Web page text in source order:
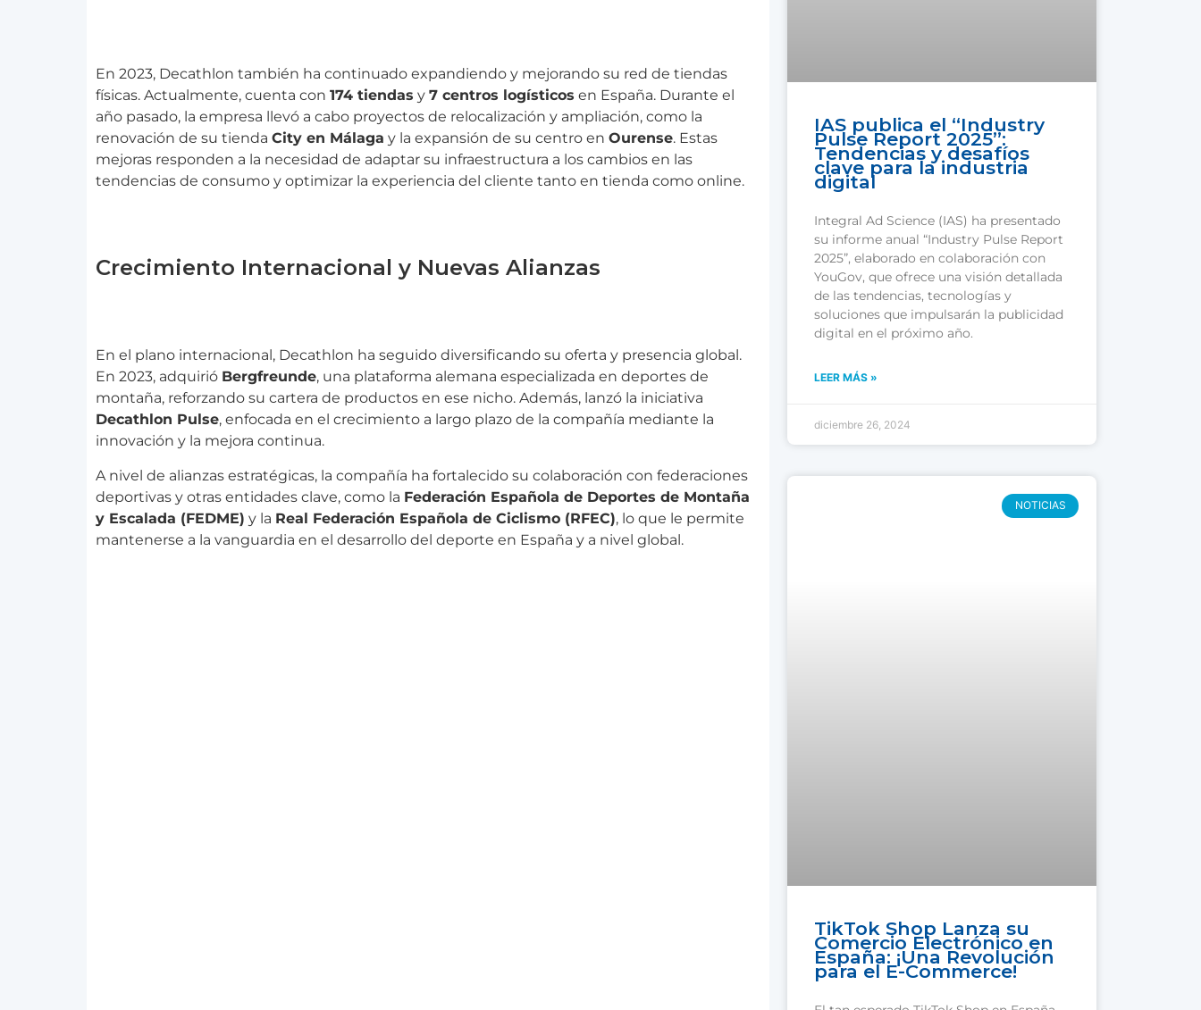
En 2023, Decathlon también ha continuado expandiendo y mejorando su red de tiendas
físicas. Actualmente, cuenta con 174 tiendas y 7 centros logísticos en España. Durante el
año pasado, la empresa llevó a cabo proyectos de relocalización y ampliación, como la
renovación de su tienda City en Málaga y la expansión de su centro en Ourense. Estas
mejoras responden a la necesidad de adaptar su infraestructura a los cambios en las
tendencias de consumo y optimizar la experiencia del cliente tanto en tienda como online.
Crecimiento Internacional y Nuevas Alianzas
En el plano internacional, Decathlon ha seguido diversificando su oferta y presencia global.
En 2023, adquirió Bergfreunde, una plataforma alemana especializada en deportes de
montaña, reforzando su cartera de productos en ese nicho. Además, lanzó la iniciativa
Decathlon Pulse, enfocada en el crecimiento a largo plazo de la compañía mediante la
innovación y la mejora continua.
A nivel de alianzas estratégicas, la compañía ha fortalecido su colaboración con federaciones
deportivas y otras entidades clave, como la Federación Española de Deportes de Montaña
y Escalada (FEDME) y la Real Federación Española de Ciclismo (RFEC), lo que le permite
mantenerse a la vanguardia en el desarrollo del deporte en España y a nivel global.
IAS publica el “Industry
Pulse Report 2025”:
Tendencias y desafíos
clave para la industria
digital
Integral Ad Science (IAS) ha presentado
su informe anual “Industry Pulse Report
2025”, elaborado en colaboración con
YouGov, que ofrece una visión detallada
de las tendencias, tecnologías y
soluciones que impulsarán la publicidad
digital en el próximo año.
LEER MÁS »
diciembre 26, 2024
NOTICIAS
TikTok Shop Lanza su
Comercio Electrónico en
España: ¡Una Revolución
para el E-Commerce!